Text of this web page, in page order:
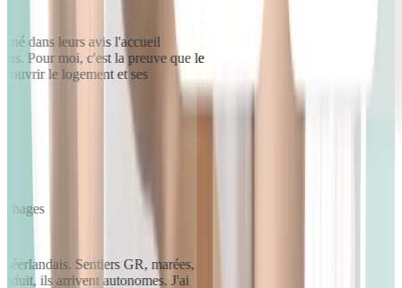
dans leurs avis l'accueil
Pour moi, c'est la preuve que le
le logement et ses
Sentiers GR, marées,
ils arrivent autonomes. J'ai